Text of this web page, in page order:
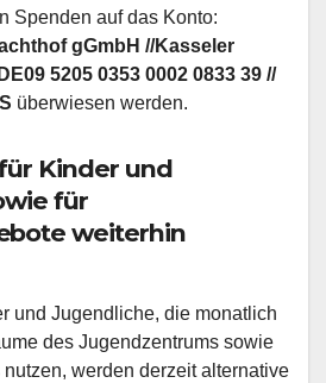
Spenden auf das Konto:
gGmbH //Kasseler
5205 0353 0002 0833 39 //
überwiesen werden.
Kinder und
für
weiterhin
und Jugendliche, die monatlich
des Jugendzentrums sowie
werden derzeit alternative